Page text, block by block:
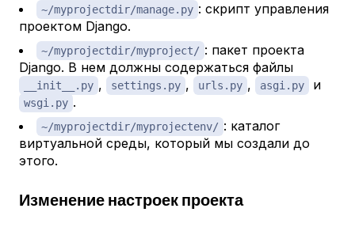
~/myprojectdir/manage.py : скрипт управления
проектом Django.
~/myprojectdir/myproject/ : пакет проекта
Django. В нем должны содержаться файлы
__init__.py , settings.py , urls.py , asgi.py и
wsgi.py .
~/myprojectdir/myprojectenv/ : каталог
виртуальной среды, который мы создали до
этого.
Изменение настроек проекта